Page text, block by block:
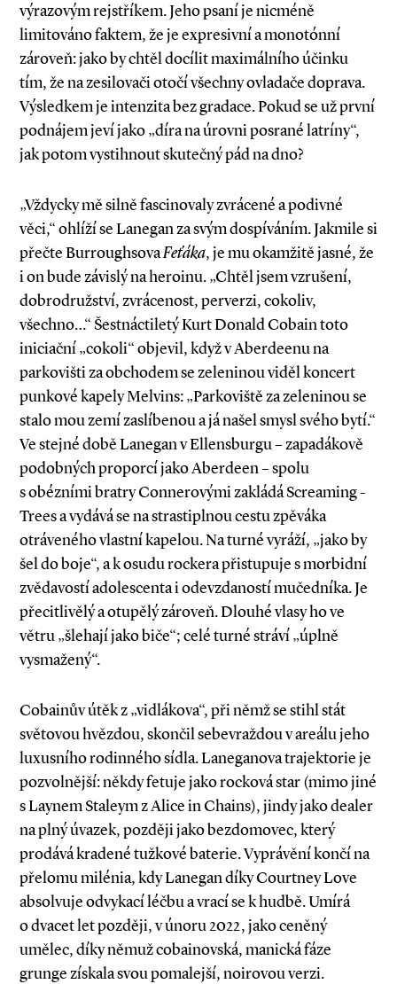
výrazovým rejstříkem. Jeho psaní je nicméně
limitováno faktem, že je expresivní a monotónní
zároveň: jako by chtěl docílit maximálního účinku
tím, že na zesilovači otočí všechny ovladače doprava.
Výsledkem je intenzita bez gradace. Pokud se už první
podnájem jeví jako „díra na úrovni posrané latríny“,
jak potom vystihnout skutečný pád na dno?
„Vždycky mě silně fascinovaly zvrácené a po­divné
věci,“ ohlíží se Lanegan za svým dospíváním. Jakmile si
přečte Burroughso­vaFeťáka, je mu okamžitě jasné, že
i on bude závislý na heroinu. „Chtěl jsem vzrušení,
dobrodružství, zvrácenost, perverzi, cokoliv,
všechno…“ Šestnáctiletý Kurt Donald Cobain toto
iniciač­ní „cokoli“ objevil, když v Aberdeenu na
parkovišti za obchodem se zeleninou viděl koncert
punkové kapely Melvins: „Parkoviště za zeleninou se
stalo mou zemí zaslíbenou a já našel smysl svého bytí.“
Ve stejné době Lanegan v Ellensburgu – zapadákově
podobných proporcí jako Aberdeen – spolu
s obézními bratry Connerovými zakládá Screaming ­
Trees a vydává se na strastiplnou cestu zpěváka
otráveného vlastní kapelou. Na turné vyráží, „jako by
šel do boje“, a k osudu rockera přistupuje s morbidní
zvědavostí adolescenta i odevzdaností mučedníka. Je
přecitlivělý a otupělý zároveň. Dlouhé vlasy ho ve
větru „šlehají jako biče“; celé turné stráví „úplně
vysmažený“.
Cobainův útěk z „vidlákova“, při němž se stihl stát
světovou hvězdou, skončil sebevraždou v areálu jeho
luxusního rodinného sídla. Laneganova trajektorie je
pozvolnější: někdy fetuje jako rocková star (mimo jiné
s Laynem Staleym z Alice in Chains), jindy jako dealer
na plný úvazek, později jako bezdomovec, který
prodává kradené tužkové baterie. Vyprávění končí na
přelomu milénia, kdy Lanegan díky Courtney Love
absolvuje odvykací léčbu a vrací se k hudbě. Umírá
o dvacet let později, v únoru 2022, jako ceněný
umělec, díky němuž cobainovská, manická fáze
grunge získala svou pomalejší, noirovou verzi.